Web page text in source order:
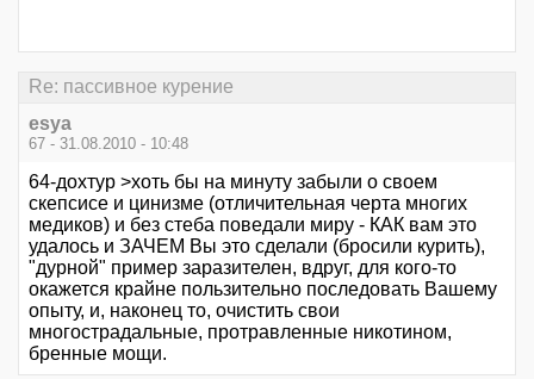
Re: пассивное курение
esya
67 - 31.08.2010 - 10:48
64-дохтур >хоть бы на минуту забыли о своем
скепсисе и цинизме (отличительная черта многих
медиков) и без стеба поведали миру - КАК вам это
удалось и ЗАЧЕМ Вы это сделали (бросили курить),
"дурной" пример заразителен, вдруг, для кого-то
окажется крайне пользительно последовать Вашему
опыту, и, наконец то, очистить свои
многострадальные, протравленные никотином,
бренные мощи.